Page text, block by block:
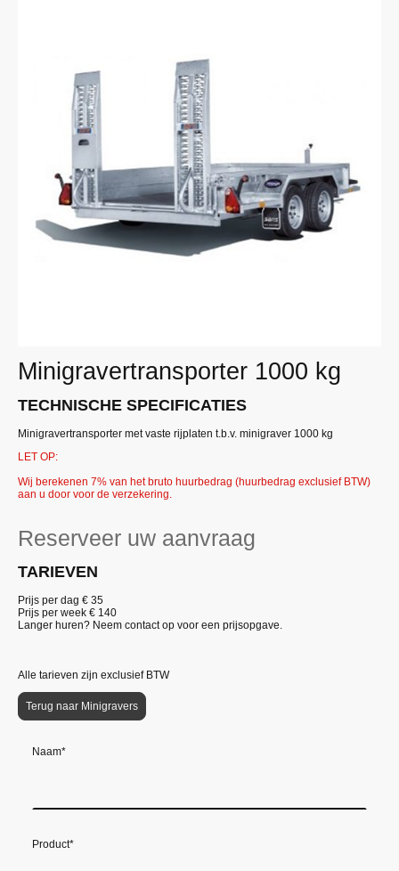
Minigravertransporter 1000 kg
TECHNISCHE SPECIFICATIES
Minigravertransporter met vaste rijplaten t.b.v. minigraver 1000 kg
LET OP:
Wij berekenen 7% van het bruto huurbedrag (huurbedrag exclusief BTW)
aan u door voor de verzekering.
Reserveer uw aanvraag
TARIEVEN
Prijs per dag € 35
Prijs per week € 140
Langer huren? Neem contact op voor een prijsopgave.
Alle tarieven zijn exclusief BTW
Terug naar Minigravers
Naam*
Product*